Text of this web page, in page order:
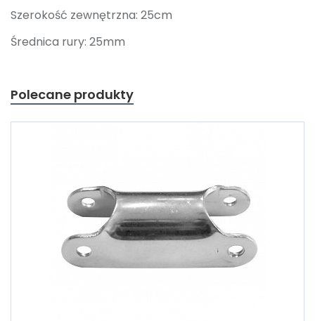
Szerokość zewnętrzna: 25cm
Średnica rury: 25mm
Polecane produkty